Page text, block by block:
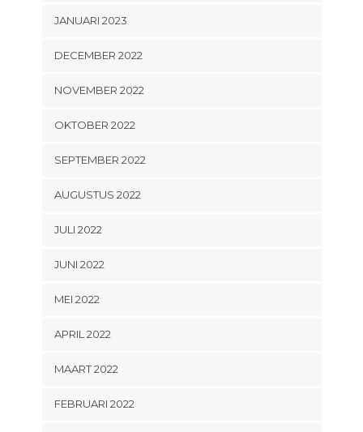
JANUARI 2023
DECEMBER 2022
NOVEMBER 2022
OKTOBER 2022
SEPTEMBER 2022
AUGUSTUS 2022
JULI 2022
JUNI 2022
MEI 2022
APRIL 2022
MAART 2022
FEBRUARI 2022